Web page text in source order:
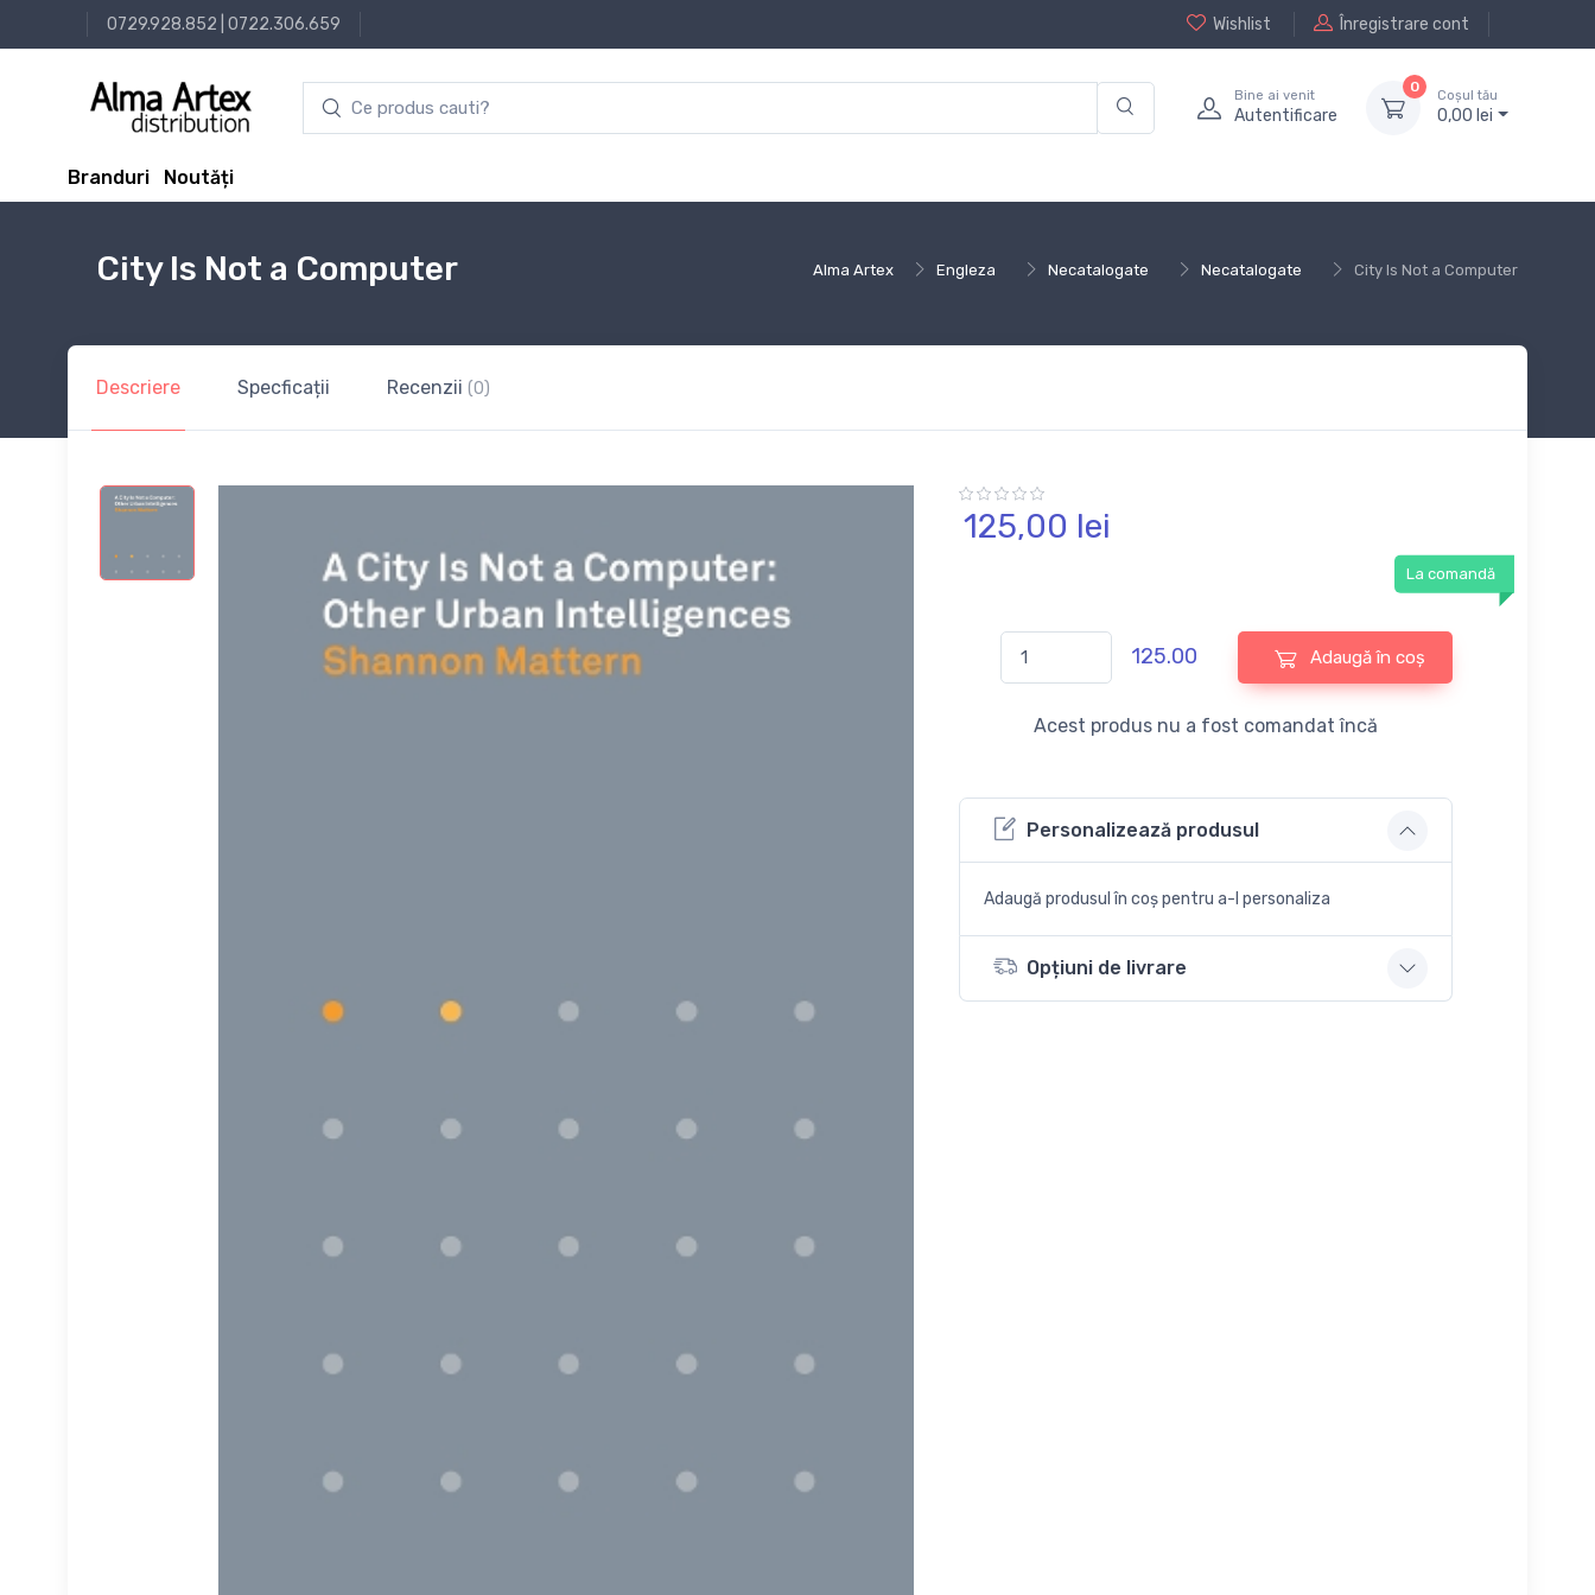
0729.928.852 0722.306.659 Wishlist Înregistrare cont
Bine ai venit
Autentificare
0
Coșul tău
0,00 lei
Branduri Noutăți
Alma Artex Engleza Necatalogate Necatalogate City Is Not a Computer
City Is Not a Computer
Descriere Specficații Recenzii (0)
125,00 lei
La comandă
125.00 Adaugă în coș
Acest produs nu a fost comandat încă
Personalizează produsul
Adaugă produsul în coș pentru a-l personaliza
Opțiuni de livrare